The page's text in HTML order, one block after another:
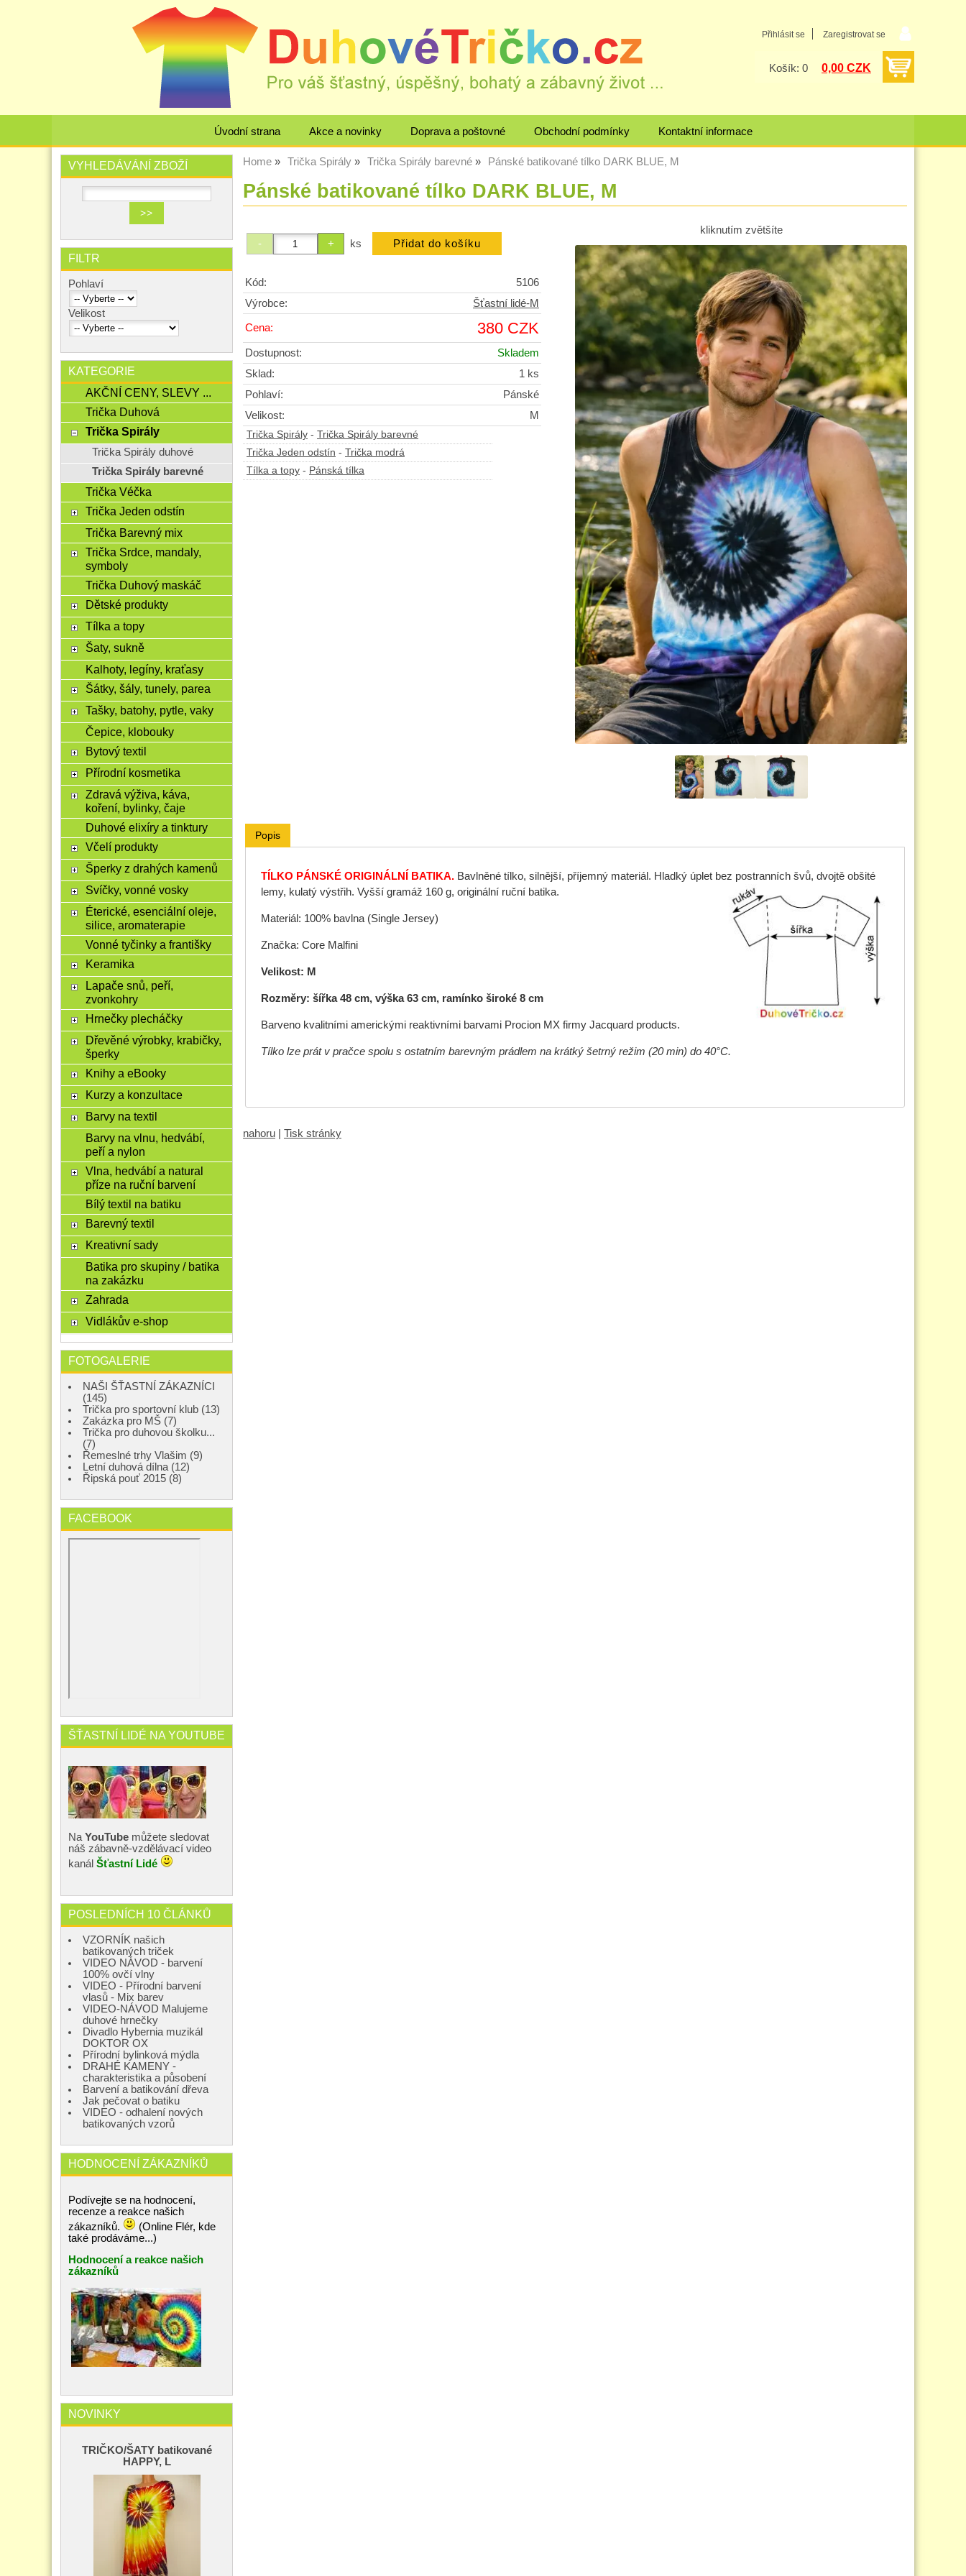
Přihlásit se Zaregistrovat se
Košík: 0 0,00 CZK
Úvodní strana Akce a novinky Doprava a poštovné Obchodní podmínky Kontaktní informace
Home Trička Spirály Trička Spirály barevné Pánské batikované tílko DARK BLUE, M
Pánské batikované tílko DARK BLUE, M
kliknutím zvětšíte
ks
Kód:
5106
Výrobce:
Šťastní lidé-M
Cena: 380 CZK
Dostupnost:
Skladem
Sklad:
1 ks
Pohlaví:
Pánské
Velikost:
M
Trička Spirály - Trička Spirály barevné
Trička Jeden odstín - Trička modrá
Tílka a topy - Pánská tílka
Popis
TÍLKO PÁNSKÉ ORIGINÁLNÍ BATIKA. Bavlněné tílko, silnější, příjemný materiál. Hladký úplet bez postranních švů, dvojtě obšité
lemy, kulatý výstřih. Vyšší gramáž 160 g, originální ruční batika.
Materiál: 100% bavlna (Single Jersey)
Značka: Core Malfini
Velikost: M
Rozměry: šířka 48 cm, výška 63 cm, ramínko široké 8 cm
Barveno kvalitními americkými reaktivními barvami Procion MX firmy Jacquard products.
Tílko lze prát v pračce spolu s ostatním barevným prádlem na krátký šetrný režim (20 min) do 40°C.
nahoru Tisk stránky
VYHLEDÁVÁNÍ ZBOŽÍ
FILTR
Pohlaví
Velikost
KATEGORIE
AKČNÍ CENY, SLEVY ...
Trička Duhová
Trička Spirály
Trička Spirály duhové
Trička Spirály barevné
Trička Véčka
Trička Jeden odstín
Trička Barevný mix
Trička Srdce, mandaly,
symboly
Trička Duhový maskáč
Dětské produkty
Tílka a topy
Šaty, sukně
Kalhoty, legíny, kraťasy
Šátky, šály, tunely, parea
Tašky, batohy, pytle, vaky
Čepice, klobouky
Bytový textil
Přírodní kosmetika
Zdravá výživa, káva,
koření, bylinky, čaje
Duhové elixíry a tinktury
Včelí produkty
Šperky z drahých kamenů
Svíčky, vonné vosky
Éterické, esenciální oleje,
silice, aromaterapie
Vonné tyčinky a františky
Keramika
Lapače snů, peří,
zvonkohry
Hrnečky plecháčky
Dřevěné výrobky, krabičky,
šperky
Knihy a eBooky
Kurzy a konzultace
Barvy na textil
Barvy na vlnu, hedvábí,
peří a nylon
Vlna, hedvábí a natural
příze na ruční barvení
Bílý textil na batiku
Barevný textil
Kreativní sady
Batika pro skupiny / batika
na zakázku
Zahrada
Vidlákův e-shop
FOTOGALERIE
NAŠI ŠŤASTNÍ ZÁKAZNÍCI
(145)
Trička pro sportovní klub (13)
Zakázka pro MŠ (7)
Trička pro duhovou školku...
(7)
Řemeslné trhy Vlašim (9)
Letní duhová dílna (12)
Řipská pouť 2015 (8)
FACEBOOK
ŠŤASTNÍ LIDÉ NA YOUTUBE
Na YouTube můžete sledovat
náš zábavně-vzdělávací video
kanál Šťastní Lidé
POSLEDNÍCH 10 ČLÁNKŮ
VZORNÍK našich
batikovaných triček
VIDEO NÁVOD - barvení
100% ovčí vlny
VIDEO - Přírodní barvení
vlasů - Mix barev
VIDEO-NÁVOD Malujeme
duhové hrnečky
Divadlo Hybernia muzikál
DOKTOR OX
Přírodní bylinková mýdla
DRAHÉ KAMENY -
charakteristika a působení
Barvení a batikování dřeva
Jak pečovat o batiku
VIDEO - odhalení nových
batikovaných vzorů
HODNOCENÍ ZÁKAZNÍKŮ
Podívejte se na hodnocení,
recenze a reakce našich
zákazníků.
(Online Flér, kde
také prodáváme...)
Hodnocení a reakce našich
zákazníků
NOVINKY
TRIČKO/ŠATY batikované
HAPPY, L